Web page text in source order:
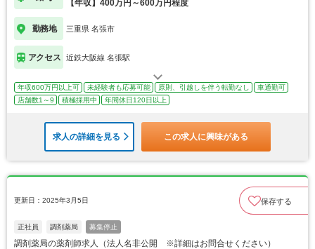
【年収】400万円～600万円程度
勤務地 三重県 名張市
アクセス 近鉄大阪線 名張駅
年収600万円以上可 未経験者も応募可能 原則、引越しを伴う転勤なし
車通勤可
店舗数1～9
積極採用中 年間休日120日以上
求人の詳細を見る この求人に興味がある
更新日：2025年3月5日 保存する
正社員 調剤薬局 募集停止
調剤薬局の薬剤師求人（法人名非公開 ※詳細はお問合せください）